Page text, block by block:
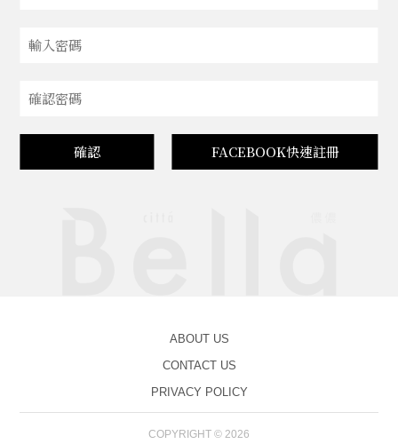
確認 FACEBOOK快速註冊
ABOUT US
CONTACT US
PRIVACY POLICY
COPYRIGHT © 2026